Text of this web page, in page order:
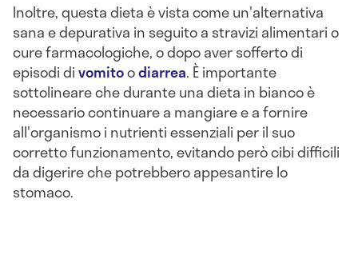
Inoltre, questa dieta è vista come un'alternativa
sana e depurativa in seguito a stravizi alimentari o
cure farmacologiche, o dopo aver sofferto di
episodi divomitoodiarrea. È importante
sottolineare che durante una dieta in bianco è
necessario continuare a mangiare e a fornire
all'organismo i nutrienti essenziali per il suo
corretto funzionamento, evitando però cibi difficili
da digerire che potrebbero appesantire lo
stomaco.